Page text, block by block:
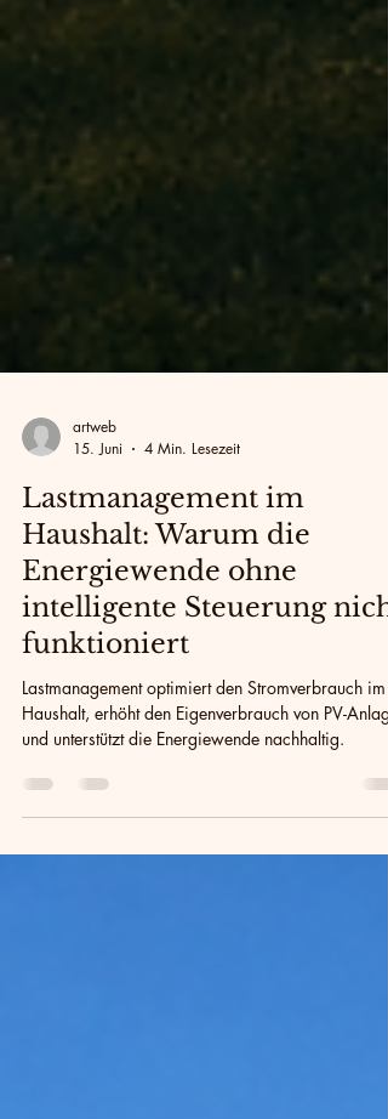
artweb
15. Juni
4 Min. Lesezeit
Lastmanagement im
Haushalt: Warum die
Energiewende ohne
funktioniert
Lastmanagement optimiert den Stromverbrauch im
Haushalt, erhöht den Eigenverbrauch von PV-